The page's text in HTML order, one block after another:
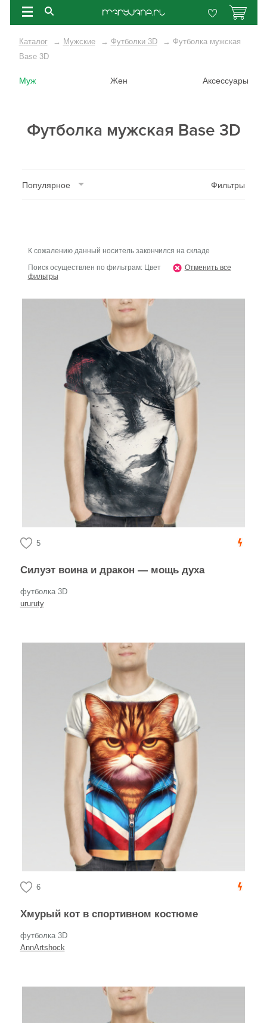
Каталог → Мужские → Футболки 3D → Футболка мужская
Base 3D
Муж Жен Аксессуары
Футболка мужская Base 3D
Популярное Фильтры
К сожалению данный носитель закончился на складе
Поиск осуществлен по фильтрам: Цвет
Отменить все
фильтры
5
Силуэт воина и дракон — мощь духа
футболка 3D
ururuty
6
Хмурый кот в спортивном костюме
футболка 3D
AnnArtshock